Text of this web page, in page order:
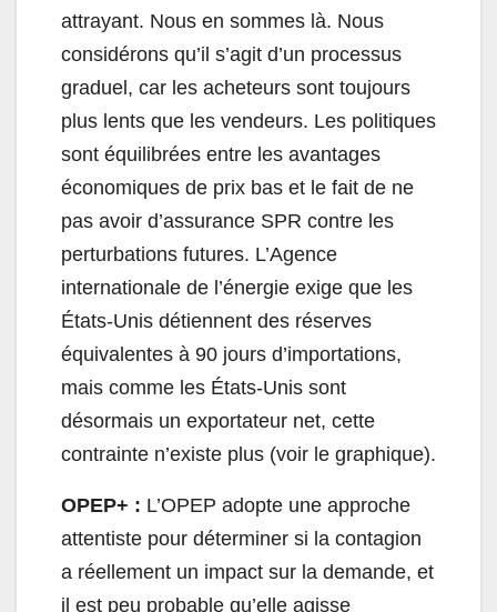
attrayant. Nous en sommes là. Nous
considérons qu’il s’agit d’un processus
graduel, car les acheteurs sont toujours
plus lents que les vendeurs. Les politiques
sont équilibrées entre les avantages
économiques de prix bas et le fait de ne
pas avoir d’assurance SPR contre les
perturbations futures. L’Agence
internationale de l’énergie exige que les
États-Unis détiennent des réserves
équivalentes à 90 jours d’importations,
mais comme les États-Unis sont
désormais un exportateur net, cette
contrainte n’existe plus (voir le graphique).
OPEP+ : L’OPEP adopte une approche
attentiste pour déterminer si la contagion
a réellement un impact sur la demande, et
il est peu probable qu’elle agisse